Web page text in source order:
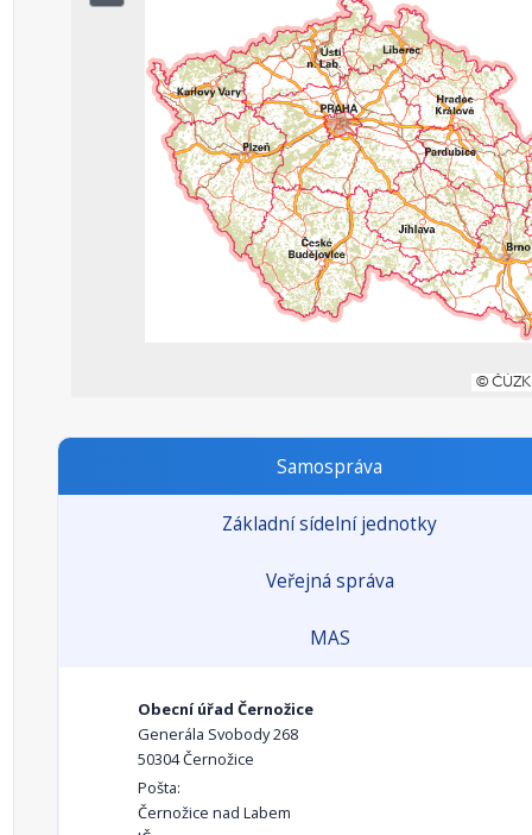
Samospráva
Základní sídelní jednotky
Veřejná správa
MAS
Obecní úřad Černožice
Generála Svobody 268
50304 Černožice
Pošta:
Černožice nad Labem